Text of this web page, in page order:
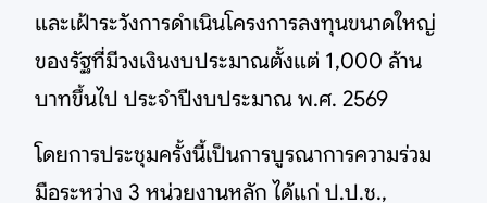
และเฝ้าระวังการดำเนินโครงการลงทุนขนาดใหญ่
ของรัฐที่มีวงเงินงบประมาณตั้งแต่ 1,000 ล้าน
บาทขึ้นไป ประจำปีงบประมาณ พ.ศ. 2569
โดยการประชุมครั้งนี้เป็นการบูรณาการความร่วม
มือระหว่าง 3 หน่วยงานหลัก ได้แก่ ป.ป.ช.,